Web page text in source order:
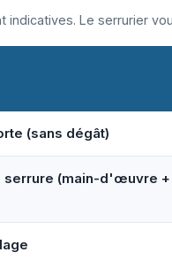
indicatives. Le serrurier
(sans dégât)
serrure (main-d'œuvre +